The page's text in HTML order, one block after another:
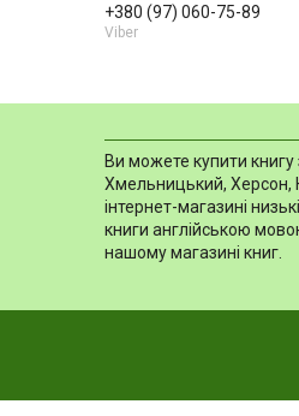
+380 (97) 060-75-89
Viber
Ви можете купити
Хмельницький, Херсон,
інтернет-магазині
книги англійською
нашому магазині книг.